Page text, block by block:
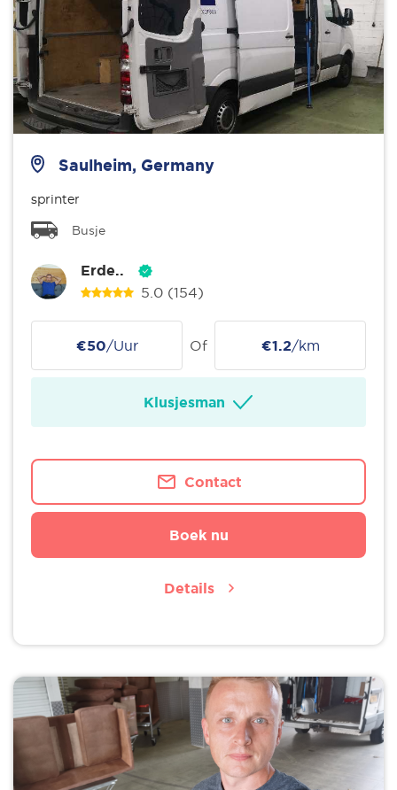
Saulheim, Germany
sprinter
Busje
Erde..
5.0 (154)
€50/Uur Of €1.2/km
Klusjesman
Contact
Boek nu
Details